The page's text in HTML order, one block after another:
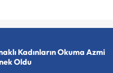
Kadınların Okuma Azmi
Oldu